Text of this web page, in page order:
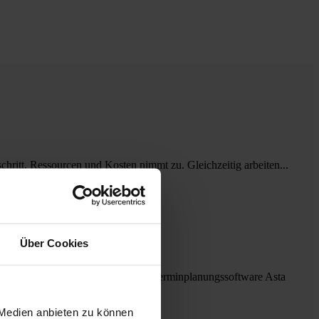
Über Cookies
anbieten zu können
Ressourcen und Kosten nimmt zu. Gleichzeitig arbeiten...
mydocma RP an unsere Terminplanungssoftware Asta